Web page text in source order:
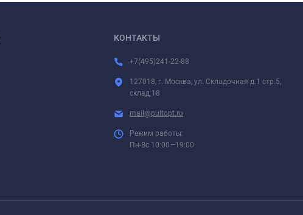
КОНТАКТЫ
+7(495)241-22-88
127018, г. Москва, ул. Складочная д.1 стр.5,
склад 18
mail@pultopt.ru
Режим работы:
Пн-Вс 10:00—19:00